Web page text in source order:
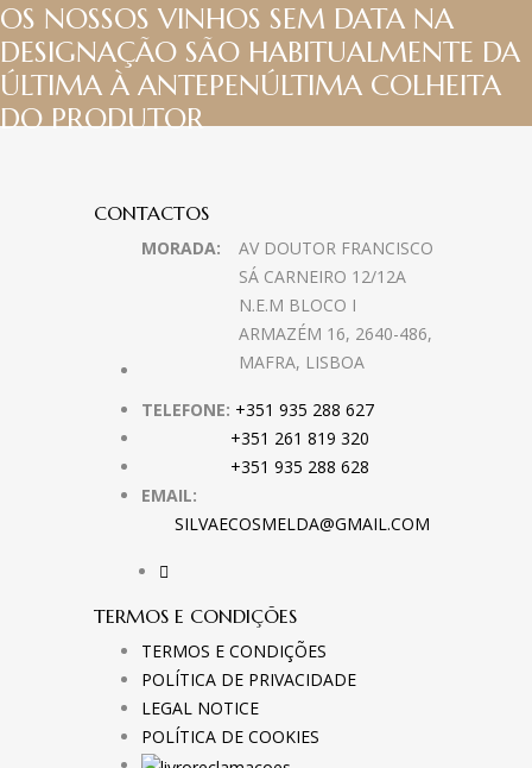
OS NOSSOS VINHOS SEM DATA NA
DESIGNAÇÃO SÃO HABITUALMENTE DA
ÚLTIMA À ANTEPENÚLTIMA COLHEITA
DO PRODUTOR
CONTACTOS
MORADA:
AV DOUTOR FRANCISCO
SÁ CARNEIRO 12/12A
N.E.M BLOCO I
ARMAZÉM 16, 2640-486,
MAFRA, LISBOA
TELEFONE: +351 935 288 627
+351 261 819 320
+351 935 288 628
EMAIL:
SILVAECOSMELDA@GMAIL.COM
TERMOS E CONDIÇÕES
TERMOS E CONDIÇÕES
POLÍTICA DE PRIVACIDADE
LEGAL NOTICE
POLÍTICA DE COOKIES